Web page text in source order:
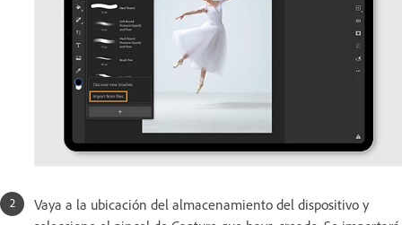
Vaya a la ubicación del almacenamiento del dispositivo y